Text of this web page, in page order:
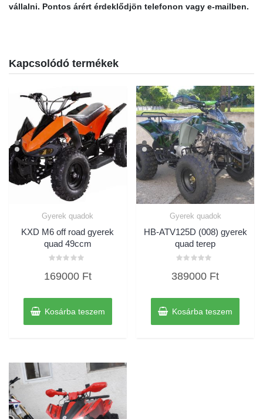
vállalni. Pontos árért érdeklődjön telefonon vagy e-mailben.
Kapcsolódó termékek
Gyerek quadok
KXD M6 off road gyerek
quad 49ccm
0
169000 Ft
Kosárba teszem
Gyerek quadok
HB-ATV125D (008) gyerek
quad terep
0
389000 Ft
Kosárba teszem